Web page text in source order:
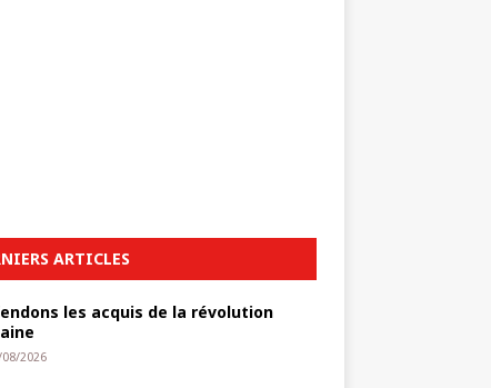
ARTICLES
les acquis de la révolution
08/2026